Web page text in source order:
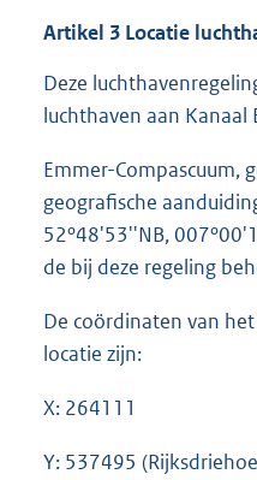
Artikel 3 Locatie
Deze
luchthaven aan Kanaal
Emmer-Compascuum,
geografische
52º48'53''NB,
de bij deze regeling
De coördinaten van
locatie zijn:
X: 264111
Y: 537495